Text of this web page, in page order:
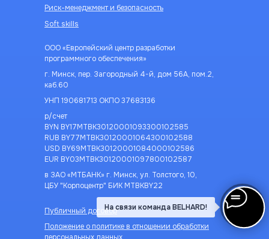
На связи команда BELHARD!
г. Минск, пер. Загородный 4-й, дом 56А, пом.2,
каб.60
р/счет
BYN BY17MTBK30120001093300102585
RUB BY77MTBK30120001064300102588
USD BY69MTBK30120001084000102586
EUR BY03MTBK30120001097800102587
в ЗАО «МТБАНК» г. Минск, ул. Толстого, 10,
ЦБУ "Корпоцентр" БИК MTBKBY22
УНП 190681713 ОКПО 37683136
ООО «Европейский центр разработки
программного обеспечения»
Положение о политике в отношении обработки
Публичный договор
Soft skills
Риск-менеджмент и безопасность